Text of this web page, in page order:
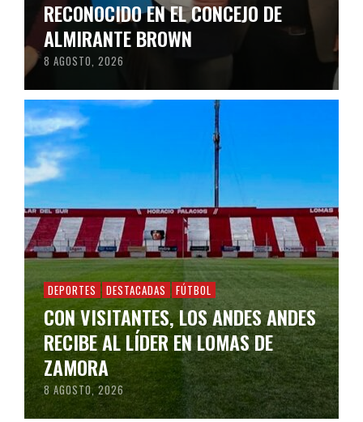
RECONOCIDO EN EL CONCEJO DE
ALMIRANTE BROWN
8 AGOSTO, 2026
DEPORTES DESTACADAS FÚTBOL
CON VISITANTES, LOS ANDES ANDES
RECIBE AL LÍDER EN LOMAS DE
ZAMORA
8 AGOSTO, 2026